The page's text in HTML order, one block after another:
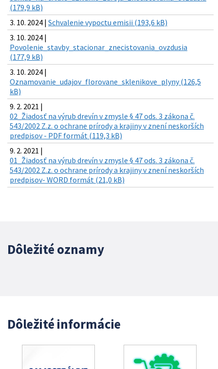
(179,9 kB)
3. 10. 2024 | Schvalenie vypoctu emisii (193,6 kB)
3. 10. 2024 |
Povolenie_stavby_stacionar_znecistovania_ovzdusia
(177,9 kB)
3. 10. 2024 |
Oznamovanie_udajov_florovane_sklenikove_plyny (126,5
kB)
9. 2. 2021 |
02_Žiadosť na výrub drevín v zmysle § 47 ods. 3 zákona č.
543/2002 Z.z. o ochrane prírody a krajiny v znení neskorších
predpisov - PDF formát (119,3 kB)
9. 2. 2021 |
01_Žiadosť na výrub drevín v zmysle § 47 ods. 3 zákona č.
543/2002 Z.z. o ochrane prírody a krajiny v znení neskorších
predpisov- WORD formát (21,0 kB)
Dôležité oznamy
Dôležité informácie